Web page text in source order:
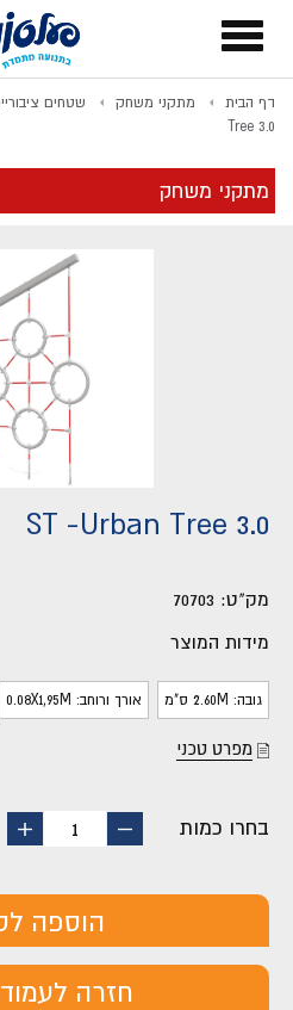
Toggle
navigation
דף הבית מתקני משחק שטחים
Tree 3.0
מתקני משחק
ST -Urban Tree 3.0
מק"ט: 70703
מידות המוצר
גובה: 2.60M ס"מ אורך ורוחב: 0.08X1,95M
מפרט טכני
בחרו כמות
החסר
1
הוסף
הוספה
חזרה